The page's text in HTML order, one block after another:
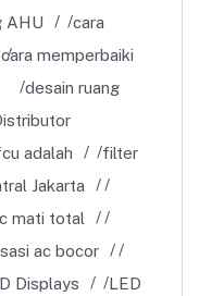
AHU
cara
cara memperbaiki
desain ruang
adalah
filter
Jakarta
mati total
ac bocor
Displays
LED